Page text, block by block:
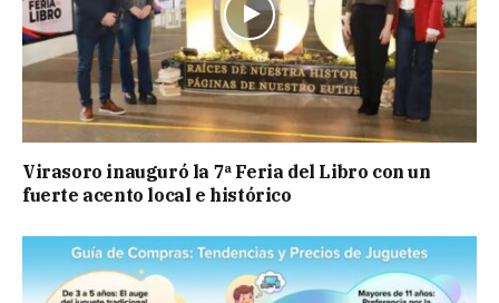
Virasoro inauguró la 7ª Feria del Libro con un
fuerte acento local e histórico